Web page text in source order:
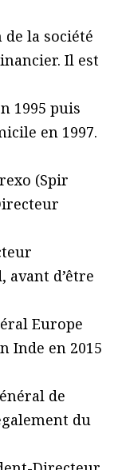
la société
Il est
1995 puis
en 1997.
(Spir
avant d’être
Europe
Inde en 2015
de
du